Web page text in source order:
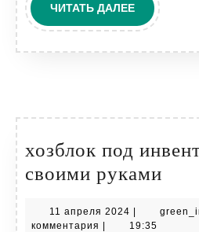
ЧИТАТЬ ДАЛЕЕЧИТАТЬ
ДАЛЕЕ
хозблок под
своими руками
11 апреля 2024 11
апреля
|
комментария | 19:35